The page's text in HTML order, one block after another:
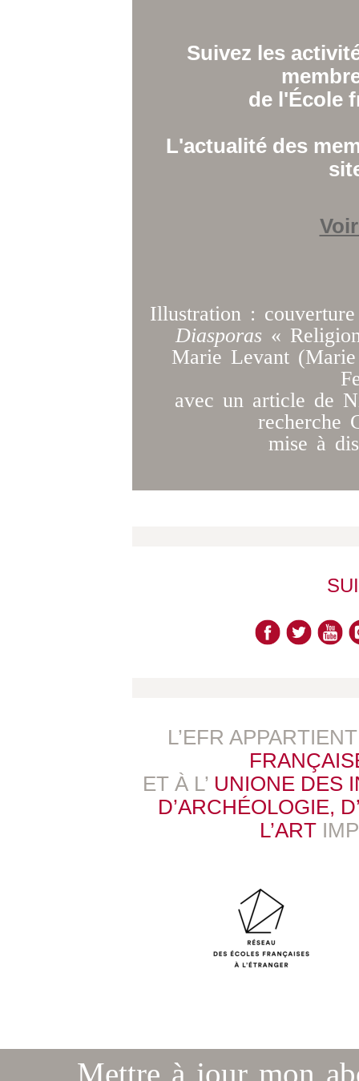
Suivez les
de l'École
L'actualité des
Illustration :
Diasporas «
Marie Levant (Marie
avec un article de
recherche
mise à
L’EFR
ET À L’ UNIONE DES
D’ARCHÉOLOGIE,
L’ART
Mettre à jour mon